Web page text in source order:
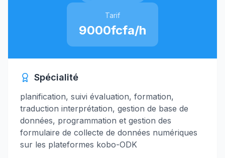
Tarif
9000fcfa/h
Spécialité
planification, suivi évaluation, formation,
traduction interprétation, gestion de base de
données, programmation et gestion des
formulaire de collecte de données numériques
sur les plateformes kobo-ODK